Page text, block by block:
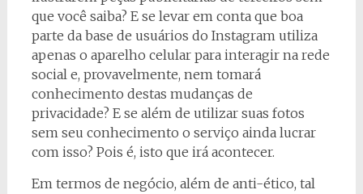
que você saiba? E se levar em conta que boa
parte da base de usuários do Instagram utiliza
apenas o aparelho celular para interagir na rede
social e, provavelmente, nem tomará
conhecimento destas mudanças de
privacidade? E se além de utilizar suas fotos
sem seu conhecimento o serviço ainda lucrar
com isso? Pois é, isto que irá acontecer.
Em termos de negócio, além de anti-ético, tal